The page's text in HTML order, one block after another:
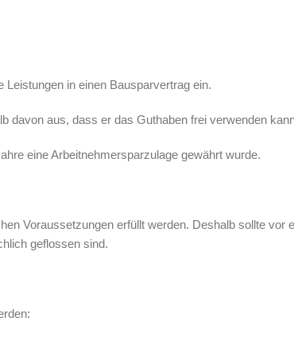
in einen Bausparvertrag ein.
davon aus, dass er das Guthaben frei verwenden
eine Arbeitnehmersparzulage gewährt wurde.
Voraussetzungen erfüllt werden. Deshalb sollte vor
geflossen sind.